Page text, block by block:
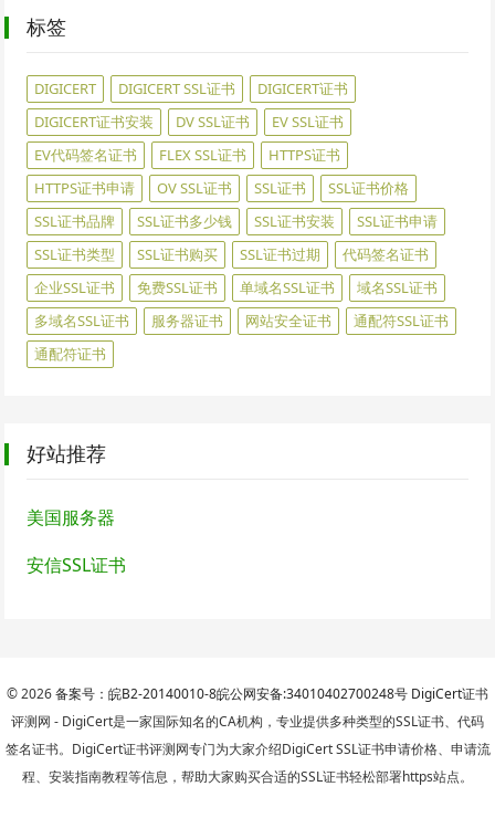
标签
DIGICERT DIGICERT SSL证书
DIGICERT证书
DIGICERT证书安装
DV SSL证书
EV SSL证书
EV代码签名证书
FLEX SSL证书
HTTPS证书
HTTPS证书申请
OV SSL证书 SSL证书
SSL证书价格
SSL证书品牌
SSL证书多少钱 SSL证书安装
SSL证书申请
SSL证书类型
SSL证书购买 SSL证书过期
代码签名证书
企业SSL证书
免费SSL证书 单域名SSL证书
域名SSL证书
多域名SSL证书
服务器证书 网站安全证书
通配符SSL证书
通配符证书
好站推荐
美国服务器
安信SSL证书
© 2026备案号：皖B2-20140010-8皖公网安备:34010402700248号 DigiCert证书
评测网 - DigiCert是一家国际知名的CA机构，专业提供多种类型的SSL证书、代码
签名证书。DigiCert证书评测网专门为大家介绍DigiCert SSL证书申请价格、申请流
程、安装指南教程等信息，帮助大家购买合适的SSL证书轻松部署https站点。